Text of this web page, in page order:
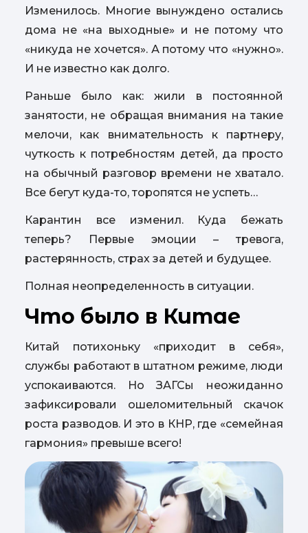
Изменилось. Многие вынуждено остались
дома не «на выходные» и не потому что
«никуда не хочется». А потому что «нужно».
И не известно как долго.
Раньше было как: жили в постоянной
занятости, не обращая внимания на такие
мелочи, как внимательность к партнеру,
чуткость к потребностям детей, да просто
на обычный разговор времени не хватало.
Все бегут куда-то, торопятся не успеть…
Карантин все изменил. Куда бежать
теперь? Первые эмоции – тревога,
растерянность, страх за детей и будущее.
Полная неопределенность в ситуации.
Что было в Китае
Китай потихоньку «приходит в себя»,
службы работают в штатном режиме, люди
успокаиваются. Но ЗАГСы неожиданно
зафиксировали ошеломительный скачок
роста разводов. И это в КНР, где «семейная
гармония» превыше всего!